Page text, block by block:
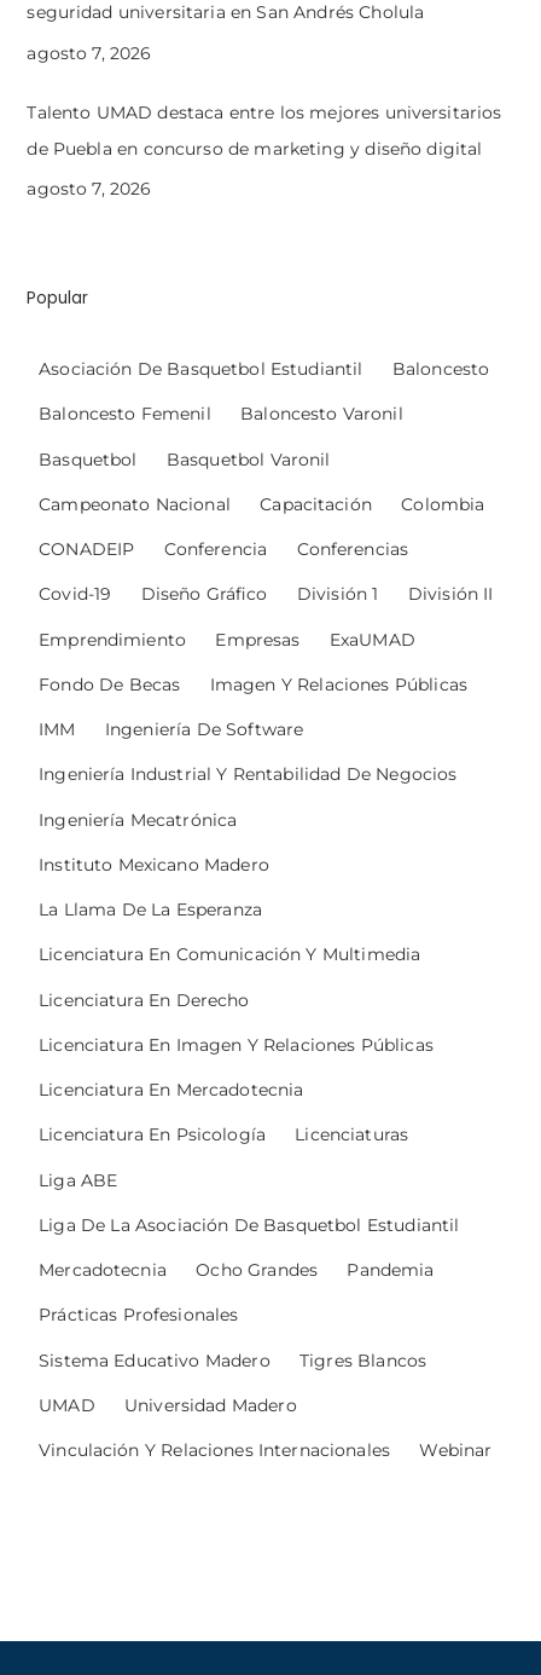
seguridad universitaria en San Andrés Cholula
agosto 7, 2026
Talento UMAD destaca entre los mejores universitarios
de Puebla en concurso de marketing y diseño digital
agosto 7, 2026
Popular
Asociación De Basquetbol Estudiantil Baloncesto
Baloncesto Femenil Baloncesto Varonil
Basquetbol Basquetbol Varonil
Campeonato Nacional Capacitación Colombia
CONADEIP Conferencia Conferencias
Covid-19 Diseño Gráfico División 1 División II
Emprendimiento Empresas ExaUMAD
Fondo De Becas Imagen Y Relaciones Públicas
IMM Ingeniería De Software
Ingeniería Industrial Y Rentabilidad De Negocios
Ingeniería Mecatrónica
Instituto Mexicano Madero
La Llama De La Esperanza
Licenciatura En Comunicación Y Multimedia
Licenciatura En Derecho
Licenciatura En Imagen Y Relaciones Públicas
Licenciatura En Mercadotecnia
Licenciatura En Psicología Licenciaturas
Liga ABE
Liga De La Asociación De Basquetbol Estudiantil
Mercadotecnia Ocho Grandes Pandemia
Prácticas Profesionales
Sistema Educativo Madero Tigres Blancos
UMAD Universidad Madero
Vinculación Y Relaciones Internacionales Webinar